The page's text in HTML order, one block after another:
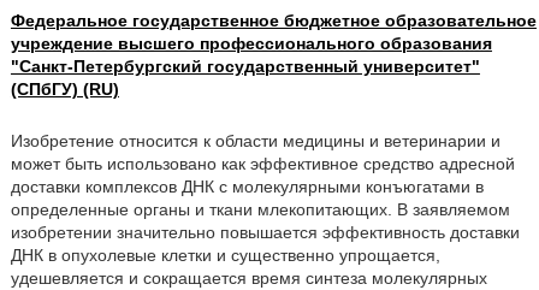
Федеральное государственное бюджетное образовательное
учреждение высшего профессионального образования
"Санкт-Петербургский государственный университет"
(СПбГУ) (RU)
Изобретение относится к области медицины и ветеринарии и
может быть использовано как эффективное средство адресной
доставки комплексов ДНК с молекулярными конъюгатами в
определенные органы и ткани млекопитающих. В заявляемом
изобретении значительно повышается эффективность доставки
ДНК в опухолевые клетки и существенно упрощается,
удешевляется и сокращается время синтеза молекулярных